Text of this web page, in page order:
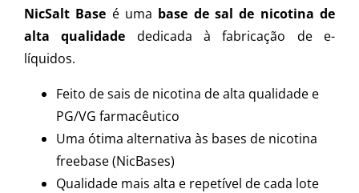
NicSalt Base é uma base de sal de nicotina de
alta qualidade dedicada à fabricação de e-
líquidos.
Feito de sais de nicotina de alta qualidade e
PG/VG farmacêutico
Uma ótima alternativa às bases de nicotina
freebase (NicBases)
Qualidade mais alta e repetível de cada lote